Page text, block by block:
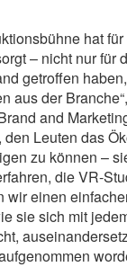
hat
– nicht nur für
getroffen
aus der
and
Leuten das
zu können –
die VR-
wir einen
sie sich mit